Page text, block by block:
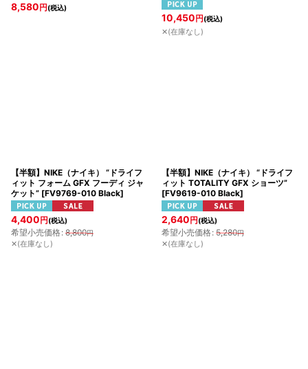
8,580円(税込)
10,450円(税込)
✕(在庫なし)
【半額】NIKE（ナイキ） “ドライフ
ィット フォーム GFX フーディ ジャ
ケット” [FV9769-010 Black]
4,400円(税込)
希望小売価格: 8,800円
✕(在庫なし)
【半額】NIKE（ナイキ） “ドライフ
ィット TOTALITY GFX ショーツ”
[FV9619-010 Black]
2,640円(税込)
希望小売価格: 5,280円
✕(在庫なし)